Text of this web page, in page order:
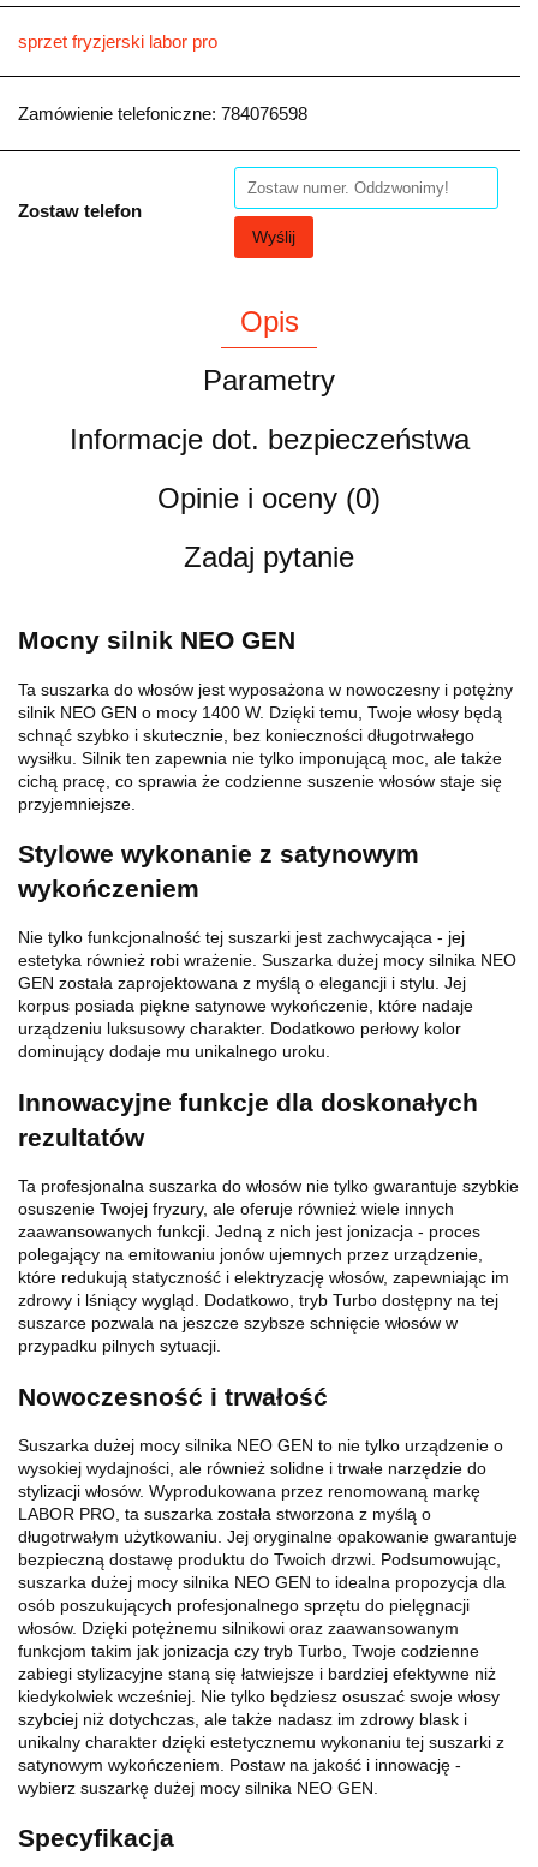
sprzet fryzjerski labor pro
Zamówienie telefoniczne: 784076598
Zostaw telefon
Wyślij
Opis
Parametry
Informacje dot. bezpieczeństwa
Opinie i oceny (0)
Zadaj pytanie
Mocny silnik NEO GEN
Ta suszarka do włosów jest wyposażona w nowoczesny i potężny
silnik NEO GEN o mocy 1400 W. Dzięki temu, Twoje włosy będą
schnąć szybko i skutecznie, bez konieczności długotrwałego
wysiłku. Silnik ten zapewnia nie tylko imponującą moc, ale także
cichą pracę, co sprawia że codzienne suszenie włosów staje się
przyjemniejsze.
Stylowe wykonanie z satynowym
wykończeniem
Nie tylko funkcjonalność tej suszarki jest zachwycająca - jej
estetyka również robi wrażenie. Suszarka dużej mocy silnika NEO
GEN została zaprojektowana z myślą o elegancji i stylu. Jej
korpus posiada piękne satynowe wykończenie, które nadaje
urządzeniu luksusowy charakter. Dodatkowo perłowy kolor
dominujący dodaje mu unikalnego uroku.
Innowacyjne funkcje dla doskonałych
rezultatów
Ta profesjonalna suszarka do włosów nie tylko gwarantuje szybkie
osuszenie Twojej fryzury, ale oferuje również wiele innych
zaawansowanych funkcji. Jedną z nich jest jonizacja - proces
polegający na emitowaniu jonów ujemnych przez urządzenie,
które redukują statyczność i elektryzację włosów, zapewniając im
zdrowy i lśniący wygląd. Dodatkowo, tryb Turbo dostępny na tej
suszarce pozwala na jeszcze szybsze schnięcie włosów w
przypadku pilnych sytuacji.
Nowoczesność i trwałość
Suszarka dużej mocy silnika NEO GEN to nie tylko urządzenie o
wysokiej wydajności, ale również solidne i trwałe narzędzie do
stylizacji włosów. Wyprodukowana przez renomowaną markę
LABOR PRO, ta suszarka została stworzona z myślą o
długotrwałym użytkowaniu. Jej oryginalne opakowanie gwarantuje
bezpieczną dostawę produktu do Twoich drzwi. Podsumowując,
suszarka dużej mocy silnika NEO GEN to idealna propozycja dla
osób poszukujących profesjonalnego sprzętu do pielęgnacji
włosów. Dzięki potężnemu silnikowi oraz zaawansowanym
funkcjom takim jak jonizacja czy tryb Turbo, Twoje codzienne
zabiegi stylizacyjne staną się łatwiejsze i bardziej efektywne niż
kiedykolwiek wcześniej. Nie tylko będziesz osuszać swoje włosy
szybciej niż dotychczas, ale także nadasz im zdrowy blask i
unikalny charakter dzięki estetycznemu wykonaniu tej suszarki z
satynowym wykończeniem. Postaw na jakość i innowację -
wybierz suszarkę dużej mocy silnika NEO GEN.
Specyfikacja